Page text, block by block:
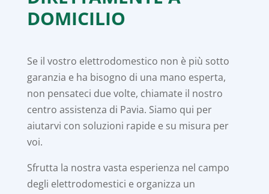
DOMICILIO
Se il vostro elettrodomestico non è più sotto
garanzia e ha bisogno di una mano esperta,
non pensateci due volte, chiamate il nostro
centro assistenza di Pavia. Siamo qui per
aiutarvi con soluzioni rapide e su misura per
voi.
Sfrutta la nostra vasta esperienza nel campo
degli elettrodomestici e organizza un